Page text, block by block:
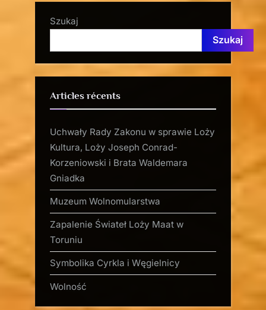
Szukaj
Szukaj
Articles récents
Uchwały Rady Zakonu w sprawie Loży
Kultura, Loży Joseph Conrad-
Korzeniowski i Brata Waldemara
Gniadka
Muzeum Wolnomularstwa
Zapalenie Świateł Loży Maat w
Toruniu
Symbolika Cyrkla i Węgielnicy
Wolność